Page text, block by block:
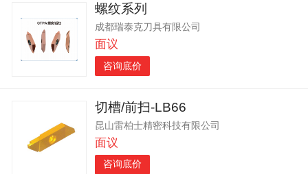
螺纹系列
成都瑞泰克刀具有限公司
面议
咨询底价
切槽/前扫-LB66
昆山雷柏士精密科技有限公司
面议
咨询底价